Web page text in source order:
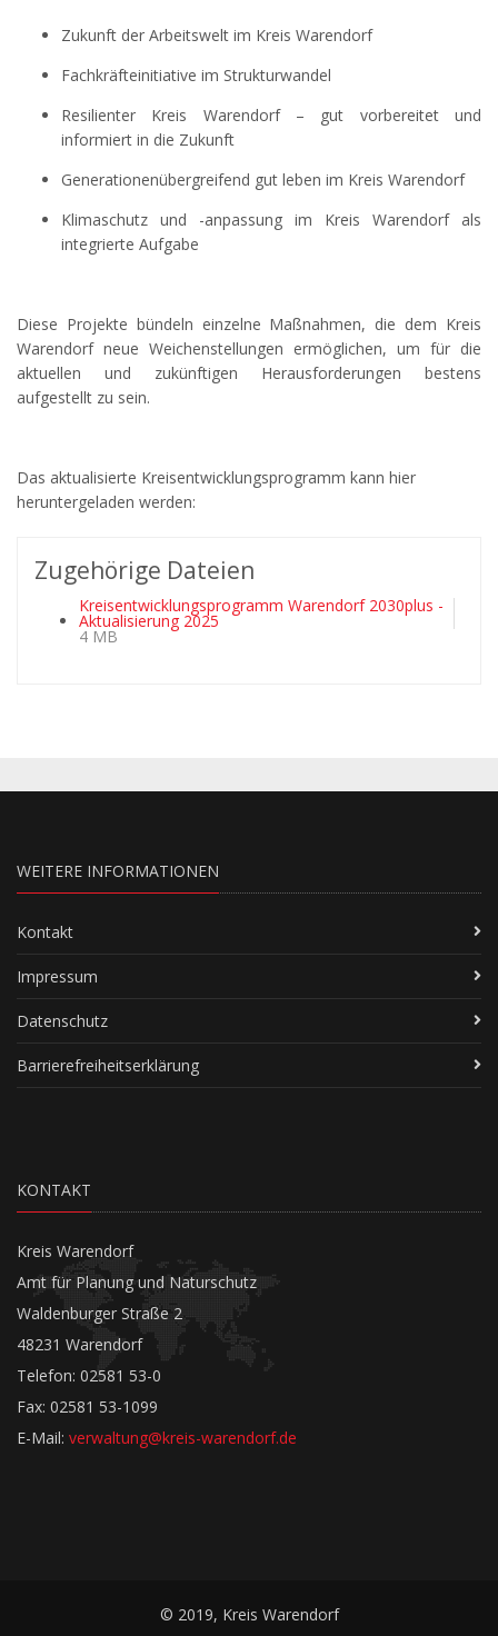
Zukunft der Arbeitswelt im Kreis Warendorf
Fachkräfteinitiative im Strukturwandel
Resilienter Kreis Warendorf – gut vorbereitet und
informiert in die Zukunft
Generationenübergreifend gut leben im Kreis Warendorf
Klimaschutz und -anpassung im Kreis Warendorf als
integrierte Aufgabe
Diese Projekte bündeln einzelne Maßnahmen, die dem Kreis
Warendorf neue Weichenstellungen ermöglichen, um für die
aktuellen und zukünftigen Herausforderungen bestens
aufgestellt zu sein.
Das aktualisierte Kreisentwicklungsprogramm kann hier
heruntergeladen werden:
Zugehörige Dateien
Kreisentwicklungsprogramm Warendorf 2030plus -
Aktualisierung 2025
4 MB
WEITERE INFORMATIONEN
Kontakt
Impressum
Datenschutz
Barrierefreiheitserklärung
KONTAKT
Kreis Warendorf
Amt für Planung und Naturschutz
Waldenburger Straße 2
48231 Warendorf
Telefon: 02581 53-0
Fax: 02581 53-1099
E-Mail: verwaltung@kreis-warendorf.de
© 2019, Kreis Warendorf